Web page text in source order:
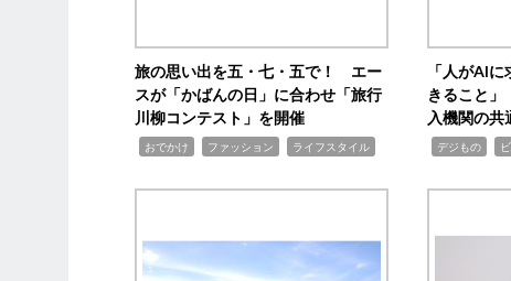
旅の思い出を五・七・五で！ エー
スが「かばんの日」に合わせ「旅行
川柳コンテスト」を開催
おでかけ ファッション ライフスタイル
「人がAI
きること
入機関の共
デジもの